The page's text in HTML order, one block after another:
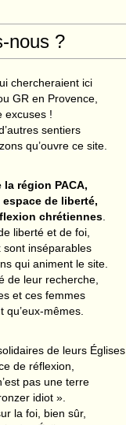
nous ?
chercheraient ici
GR en Provence,
excuses !
sentiers
qu’ouvre ce site.
la région PACA,
de liberté,
chrétiennes
liberté et de foi,
sont inséparables
qui animent le site.
de leur recherche,
et ces femmes
qu’eux-mêmes.
de leurs Églises.
de réflexion,
pas une terre
idiot ».
la foi, bien sûr,